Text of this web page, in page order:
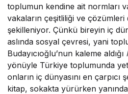
toplumun kendine ait normları
vakaların çeşitliliği ve çözümleri
şekilleniyor. Çünkü bireyin iç
aslında sosyal çevresi, yani
Budayıcıoğlu’nun kaleme aldığı
yönüyle Türkiye toplumunda
onların iç dünyasını en çarpıcı
kitap, sokakta yürürken